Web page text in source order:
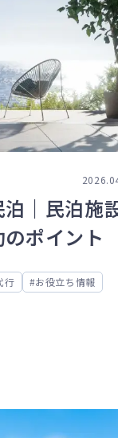
｜民泊施
ポイント
行 お役立ち情報